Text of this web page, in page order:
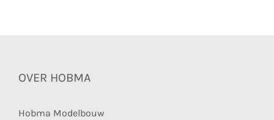
OVER HOBMA
Hobma Modelbouw